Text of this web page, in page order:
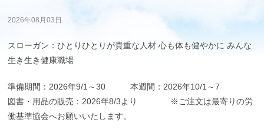
2026年08月03日
スローガン：ひとりひとりが貴重な人材 心も体も健やかに みんな
生き生き健康職場
準備期間：2026年9/1～30 本週間：2026年10/1～7
図書・用品の販売：2026年8/3より ※ご注文は最寄りの労
働基準協会へお願いいたします。